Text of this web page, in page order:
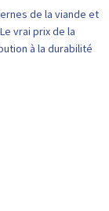
de la viande et
vrai prix de la
à la durabilité